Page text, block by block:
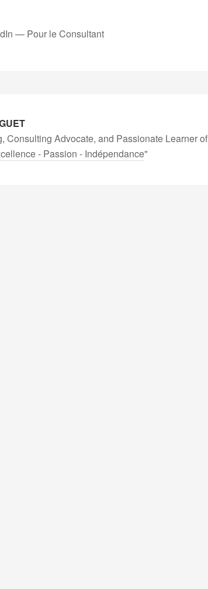
— Pour le Consultant
Consulting Advocate, and Passionate Learner of
- Passion - Indépendance"